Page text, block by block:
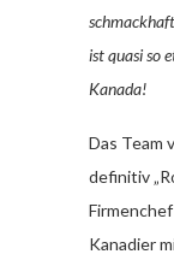
ist quasi so
Kanada!
Das Team
definitiv
Kanadier